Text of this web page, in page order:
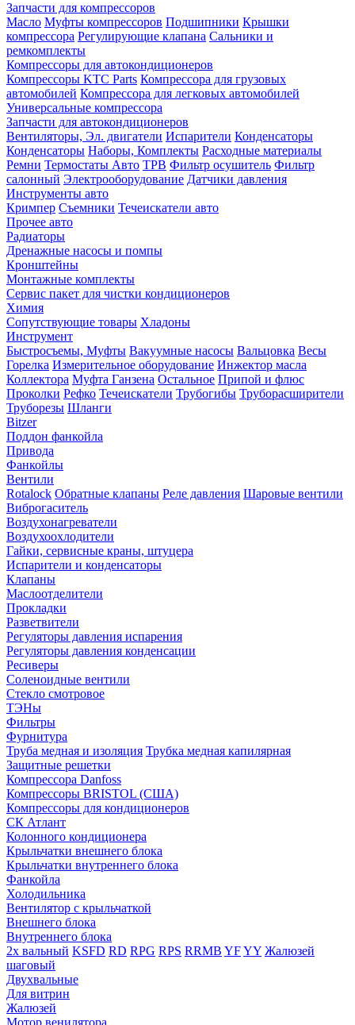
Запчасти для компрессоров
Масло Муфты компрессоров Подшипники Крышки
компрессора Регулирующие клапана Сальники и
ремкомплекты
Компрессоры для автокондиционеров
Компрессоры KTC Parts Компрессора для грузовых
автомобилей Компрессора для легковых автомобилей
Универсальные компрессора
Запчасти для автокондиционеров
Вентиляторы, Эл. двигатели Испарители Конденсаторы
Конденсаторы Наборы, Комплекты Расходные материалы
Ремни Термостаты Авто ТРВ Фильтр осушитель Фильтр
салонный Электрооборудование Датчики давления
Инструменты авто
Кримпер Съемники Течеискатели авто
Прочее авто
Радиаторы
Дренажные насосы и помпы
Кронштейны
Монтажные комплекты
Сервис пакет для чистки кондиционеров
Химия
Сопутствующие товары Хладоны
Инструмент
Быстросъемы, Муфты Вакуумные насосы Вальцовка Весы
Горелка Измерительное оборудование Инжектор масла
Коллектора Муфта Ганзена Остальное Припой и флюс
Проколки Рефко Течеискатели Трубогибы Труборасширители
Труборезы Шланги
Bitzer
Поддон фанкойла
Привода
Фанкойлы
Вентили
Rotalock Обратные клапаны Реле давления Шаровые вентили
Виброгаситель
Воздухонагреватели
Воздухоохлодители
Гайки, сервисные краны, штуцера
Испарители и конденсаторы
Клапаны
Маслоотделители
Прокладки
Разветвители
Регуляторы давления испарения
Регуляторы давления конденсации
Ресиверы
Соленоидные вентили
Стекло смотровое
ТЭНы
Фильтры
Фурнитура
Труба медная и изоляция Трубка медная капилярная
Защитные решетки
Компрессора Danfoss
Компрессоры BRISTOL (США)
Компрессоры для кондиционеров
СК Атлант
Колонного кондиционера
Крыльчатки внешнего блока
Крыльчатки внутреннего блока
Фанкойла
Холодильника
Вентилятор с крыльчаткой
Внешнего блока
Внутреннего блока
2х вальный KSFD RD RPG RPS RRMB YFYY Жалюзей
шаговый
Двухвальные
Для витрин
Жалюзей
Мотор венилятора